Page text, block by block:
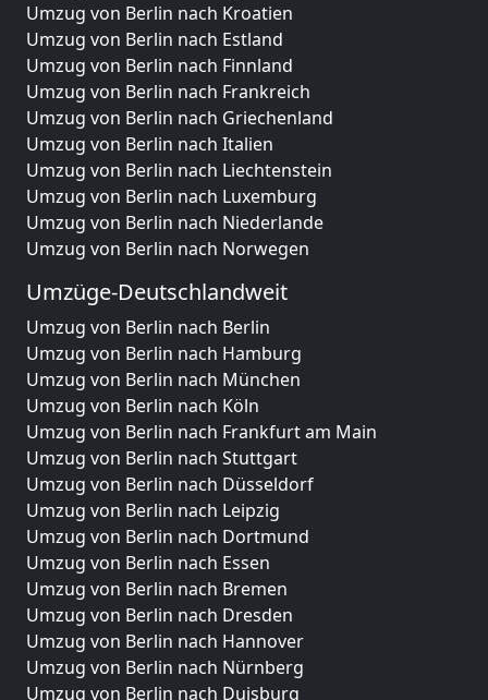
Umzug von Berlin nach Kroatien
Umzug von Berlin nach Estland
Umzug von Berlin nach Finnland
Umzug von Berlin nach Frankreich
Umzug von Berlin nach Griechenland
Umzug von Berlin nach Italien
Umzug von Berlin nach Liechtenstein
Umzug von Berlin nach Luxemburg
Umzug von Berlin nach Niederlande
Umzug von Berlin nach Norwegen
Umzüge-Deutschlandweit
Umzug von Berlin nach Berlin
Umzug von Berlin nach Hamburg
Umzug von Berlin nach München
Umzug von Berlin nach Köln
Umzug von Berlin nach Frankfurt am Main
Umzug von Berlin nach Stuttgart
Umzug von Berlin nach Düsseldorf
Umzug von Berlin nach Leipzig
Umzug von Berlin nach Dortmund
Umzug von Berlin nach Essen
Umzug von Berlin nach Bremen
Umzug von Berlin nach Dresden
Umzug von Berlin nach Hannover
Umzug von Berlin nach Nürnberg
Umzug von Berlin nach Duisburg